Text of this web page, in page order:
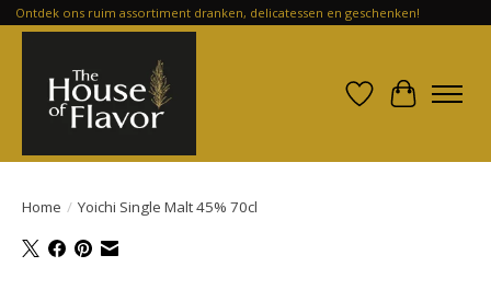
Ontdek ons ruim assortiment dranken, delicatessen en geschenken!
Verlanglijst
Home / Yoichi Single Malt 45% 70cl